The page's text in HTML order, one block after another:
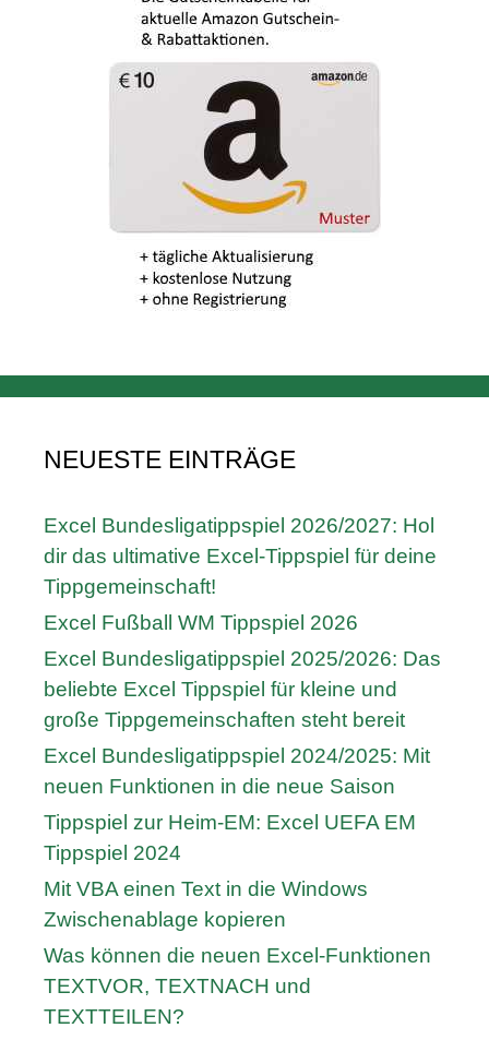
NEUESTE EINTRÄGE
Excel Bundesligatippspiel 2026/2027: Hol
dir das ultimative Excel-Tippspiel für deine
Tippgemeinschaft!
Excel Fußball WM Tippspiel 2026
Excel Bundesligatippspiel 2025/2026: Das
beliebte Excel Tippspiel für kleine und
große Tippgemeinschaften steht bereit
Excel Bundesligatippspiel 2024/2025: Mit
neuen Funktionen in die neue Saison
Tippspiel zur Heim-EM: Excel UEFA EM
Tippspiel 2024
Mit VBA einen Text in die Windows
Zwischenablage kopieren
Was können die neuen Excel-Funktionen
TEXTVOR, TEXTNACH und
TEXTTEILEN?